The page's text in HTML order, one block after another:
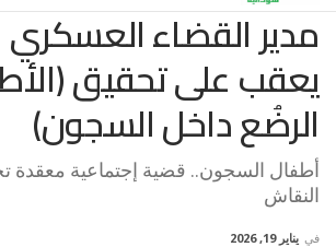
مدير القضاء
يعقب على تحقيق
الرضُع داخل السجون)
أطفال السجون.. قضية إجتماعية معقدة
النقاش
في يناير 19, 2026